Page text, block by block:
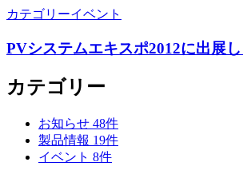
カテゴリーイベント
PVシステムエキスポ2012に出展し
カテゴリー
お知らせ 48件
製品情報 19件
イベント 8件